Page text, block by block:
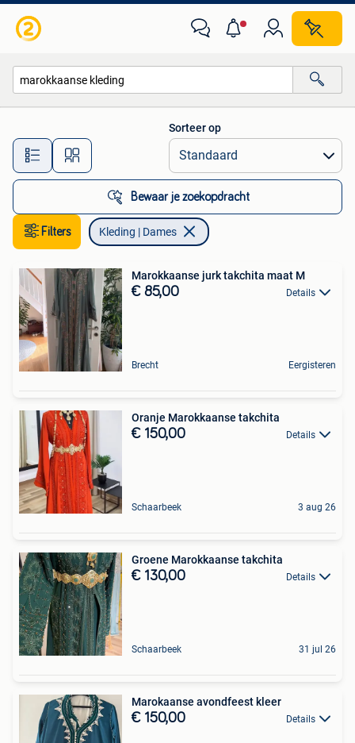
Alle afstanden…
Sorteer op
Bewaar je zoekopdracht
Filters Kleding | Dames
Marokkaanse jurk takchita maat M
€ 85,00 Details
Brecht Eergisteren
Oranje Marokkaanse takchita
€ 150,00 Details
Schaarbeek 3 aug 26
Groene Marokkaanse takchita
€ 130,00 Details
Schaarbeek 31 jul 26
Marokaanse avondfeest kleer
€ 150,00 Details